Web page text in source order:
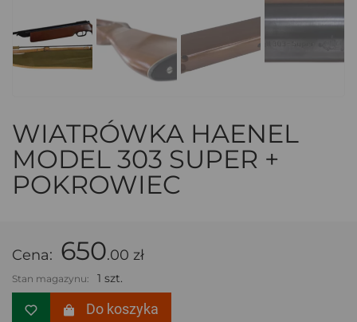
WIATRÓWKA HAENEL
MODEL 303 SUPER +
POKROWIEC
Cena: 650.00 zł
Stan magazynu: 1 szt.
Do koszyka